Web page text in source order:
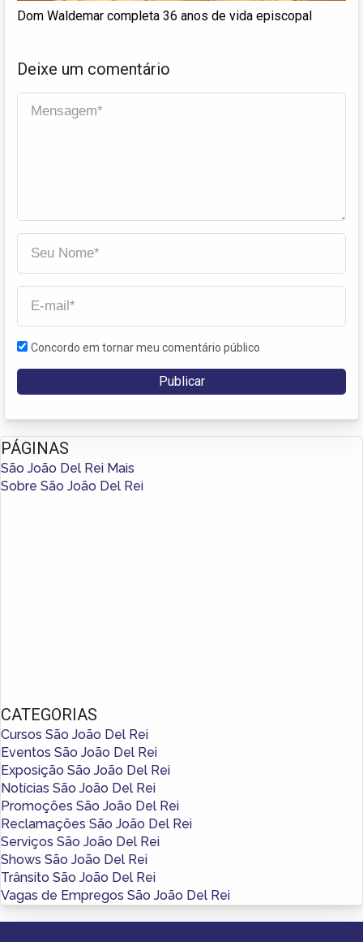
Dom Waldemar completa 36 anos de vida episcopal
Deixe um comentário
Concordo em tornar meu comentário público
PÁGINAS
São João Del Rei Mais
Sobre São João Del Rei
CATEGORIAS
Cursos São João Del Rei
Eventos São João Del Rei
Exposição São João Del Rei
Notícias São João Del Rei
Promoções São João Del Rei
Reclamações São João Del Rei
Serviços São João Del Rei
Shows São João Del Rei
Trânsito São João Del Rei
Vagas de Empregos São João Del Rei